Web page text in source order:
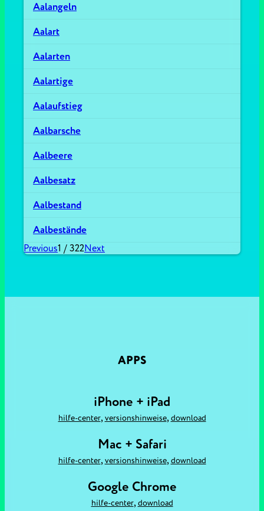
Aalangeln
Aalart
Aalarten
Aalartige
Aalaufstieg
Aalbarsche
Aalbeere
Aalbesatz
Aalbestand
Aalbestände
Previous1 / 322Next
APPS
iPhone + iPad
hilfe-center, versionshinweise, download
Mac + Safari
hilfe-center, versionshinweise, download
Google Chrome
hilfe-center, download